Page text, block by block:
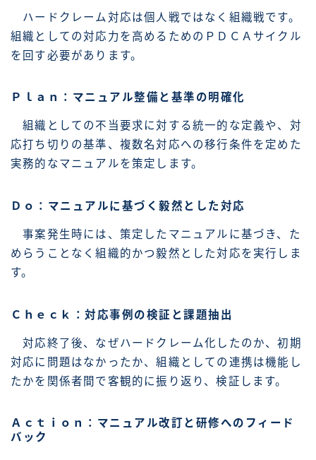
ハードクレーム対応は個人戦ではなく組織戦です。
組織としての対応力を高めるためのＰＤＣＡサイクル
を回す必要があります。
Ｐｌａｎ：マニュアル整備と基準の明確化
組織としての不当要求に対する統一的な定義や、対
応打ち切りの基準、複数名対応への移行条件を定めた
実務的なマニュアルを策定します。
Ｄｏ：マニュアルに基づく毅然とした対応
事案発生時には、策定したマニュアルに基づき、た
めらうことなく組織的かつ毅然とした対応を実行しま
す。
Ｃｈｅｃｋ：対応事例の検証と課題抽出
対応終了後、なぜハードクレーム化したのか、初期
対応に問題はなかったか、組織としての連携は機能し
たかを関係者間で客観的に振り返り、検証します。
Ａｃｔｉｏｎ：マニュアル改訂と研修へのフィード
バック